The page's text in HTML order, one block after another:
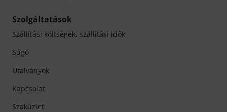
Szolgáltatások
Szállítási költségek, szállítási idők
Súgó
Utalványok
Kapcsolat
Szaküzlet